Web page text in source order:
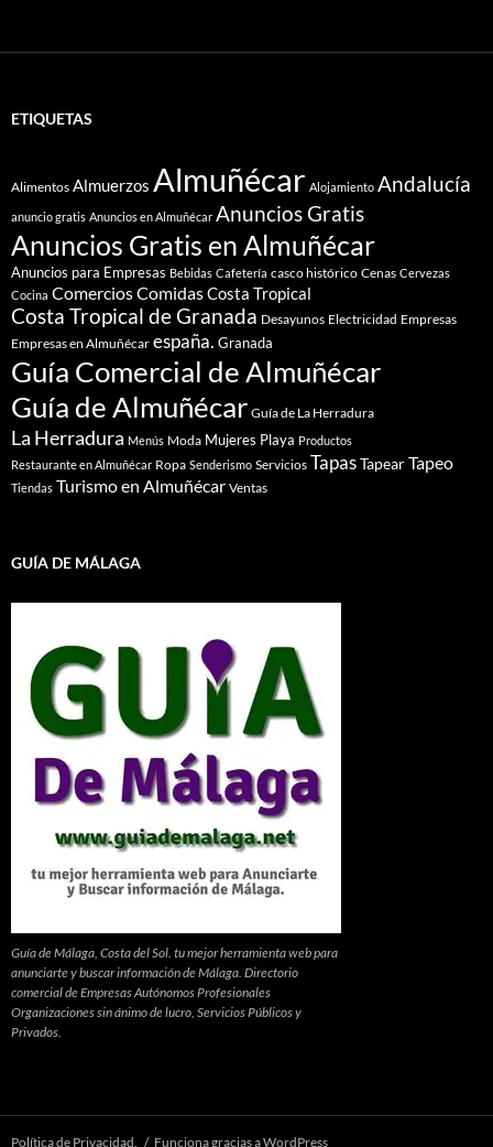
ETIQUETAS
Alimentos Almuerzos Almuñécar Alojamiento Andalucía
anuncio gratis Anuncios en Almuñécar Anuncios Gratis
Anuncios Gratis en Almuñécar
Anuncios para Empresas Bebidas Cafetería casco histórico Cenas Cervezas
Cocina ComerciosComidasCosta Tropical
Costa Tropical de Granada Desayunos Electricidad Empresas
Empresas en Almuñécar españa. Granada
Guía Comercial de Almuñécar
Guía de Almuñécar Guía de La Herradura
La Herradura Menús Moda Mujeres Playa Productos
Restaurante en Almuñécar Ropa Senderismo Servicios TapasTapearTapeo
Tiendas Turismo en Almuñécar Ventas
GUÍA DE MÁLAGA
Guía de Málaga, Costa del Sol. tu mejor herramienta web para
anunciarte y buscar información de Málaga. Directorio
comercial de Empresas Autónomos Profesionales
Organizaciones sin ánimo de lucro, Servicios Públicos y
Privados.
Política de Privacidad. Funciona gracias a WordPress